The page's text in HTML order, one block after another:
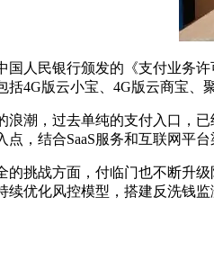
国人民银行颁发的《支付业务
括4G版云小宝、4G版云商宝、
浪潮，过去单纯的支付入口，
点，结合SaaS服务和互联网平
的挑战方面，付临门也不断升
续优化风控模型，搭建反洗钱